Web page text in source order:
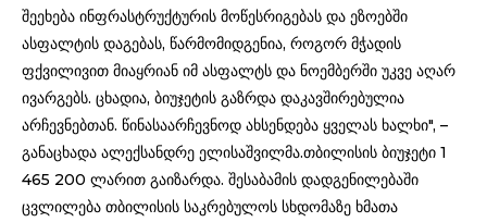
შეეხება ინფრასტრუქტურის მოწესრიგებას და ეზოებში
ასფალტის დაგებას, წარმომიდგენია, როგორ მჭადის
ფქვილივით მიაყრიან იმ ასფალტს და ნოემბერში უკვე აღარ
ივარგებს. ცხადია, ბიუჯეტის გაზრდა დაკავშირებულია
არჩევნებთან. წინასაარჩევნოდ ახსენდება ყველას ხალხი", –
განაცხადა ალექსანდრე ელისაშვილმა.თბილისის ბიუჯეტი 1
465 200 ლარით გაიზარდა. შესაბამის დადგენილებაში
ცვლილება თბილისის საკრებულოს სხდომაზე ხმათა